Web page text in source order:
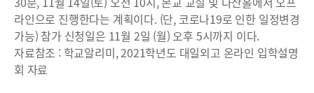
라인으로 진행한다는 계획이다. (단, 코로나19로 인한 일정변경
가능) 참가 신청일은 11월 2일 (월) 오후 5시까지 이다.
자료참조 : 학교알리미, 2021학년도 대일외고 온라인 입학설명
회 자료